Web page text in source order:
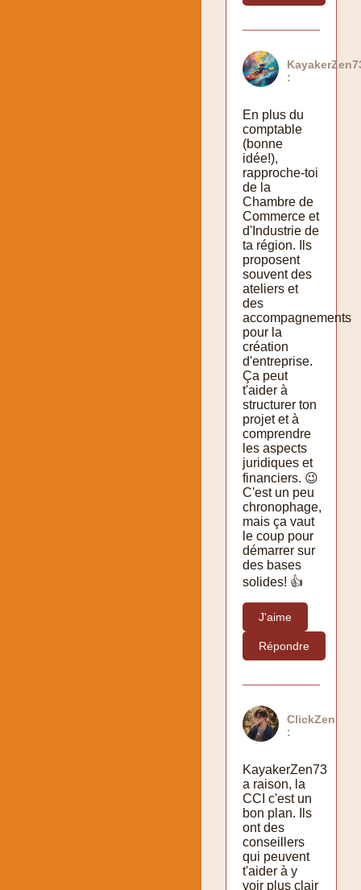
:
En plus du
comptable
(bonne
idée!),
rapproche-toi
de la
Chambre de
Commerce et
d'Industrie de
ta région. Ils
proposent
souvent des
ateliers et
des
accompagnements
pour la
création
d'entreprise.
Ça peut
t'aider à
structurer ton
projet et à
comprendre
les aspects
juridiques et
financiers. 😉
C'est un peu
chronophage,
mais ça vaut
le coup pour
démarrer sur
des bases
solides! 👍
J'aime
Répondre
ClickZen
:
KayakerZen73
a raison, la
CCI c'est un
bon plan. Ils
ont des
conseillers
qui peuvent
t'aider à y
voir plus clair